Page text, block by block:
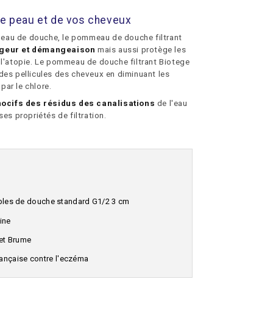
peau et de vos cheveux
de douche, le pommeau de douche filtrant
et démangeaison mais aussi protège les
Le pommeau de douche filtrant Biotege
pellicules des cheveux en diminuant les
le chlore.
des résidus des canalisations de l'eau
propriétés de filtration.
de douche standard G1/2 3 cm
Brume
contre l'eczéma